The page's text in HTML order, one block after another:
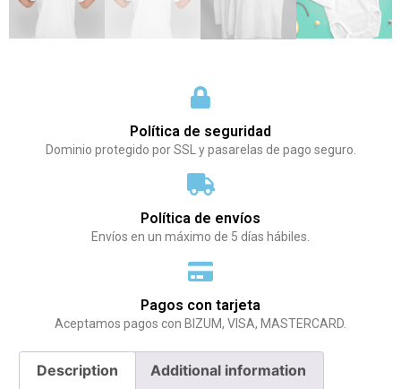
Política de seguridad
Dominio protegido por SSL y pasarelas de pago seguro.
Política de envíos
Envíos en un máximo de 5 días hábiles.
Pagos con tarjeta
Aceptamos pagos con BIZUM, VISA, MASTERCARD.
Description Additional information